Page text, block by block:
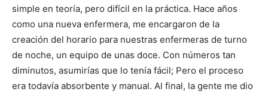
simple en teoría, pero difícil en la práctica. Hace años
como una nueva enfermera, me encargaron de la
creación del horario para nuestras enfermeras de turno
de noche, un equipo de unas doce. Con números tan
diminutos, asumirías que lo tenía fácil; Pero el proceso
era todavía absorbente y manual. Al final, la gente me dio